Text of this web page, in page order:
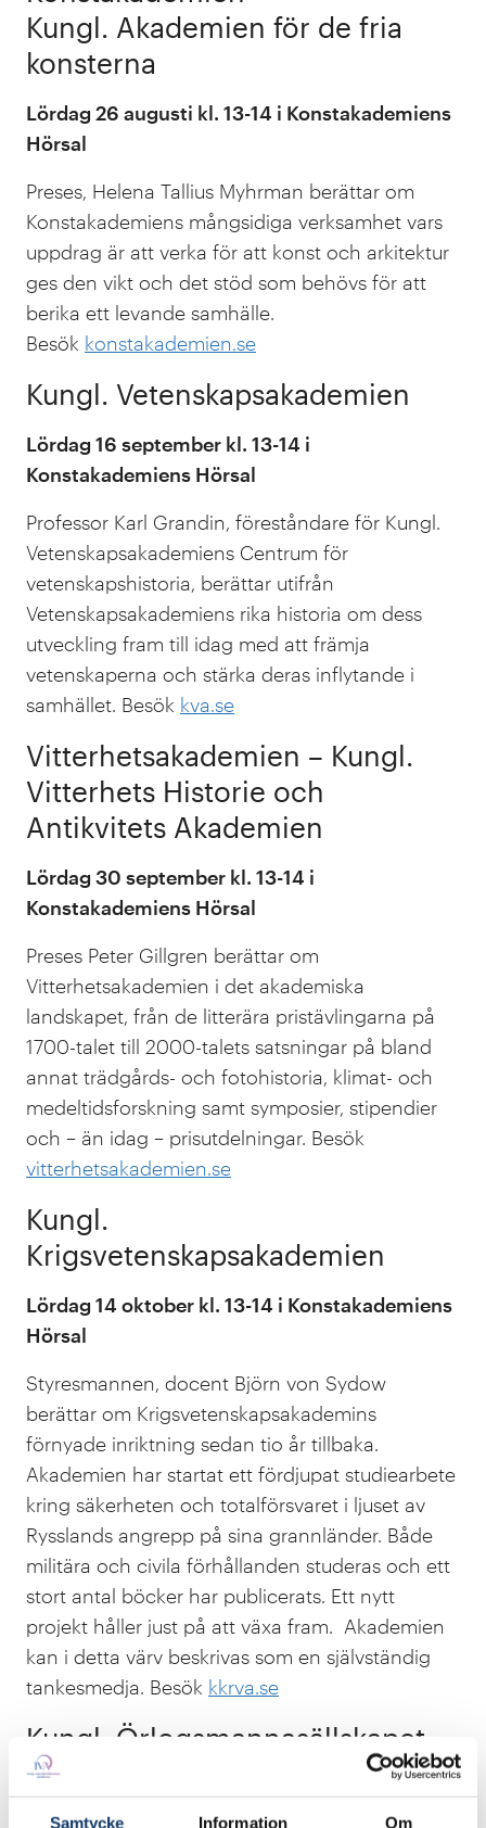
Samtycke Information Om
Kungl. Akademien för de fria
konsterna
Lördag 26 augusti kl. 13-14 i Konstakademiens
Hörsal
Preses, Helena Tallius Myhrman berättar om
Konstakademiens mångsidiga verksamhet vars
uppdrag är att verka för att konst och arkitektur
ges den vikt och det stöd som behövs för att
berika ett levande samhälle.
Besök konstakademien.se
Kungl. Vetenskapsakademien
Lördag 16 september kl. 13-14 i
Konstakademiens Hörsal
Professor Karl Grandin, föreståndare för Kungl.
Vetenskapsakademiens Centrum för
vetenskapshistoria, berättar utifrån
Vetenskapsakademiens rika historia om dess
utveckling fram till idag med att främja
vetenskaperna och stärka deras inflytande i
samhället. Besök kva.se
Vitterhetsakademien – Kungl.
Vitterhets Historie och
Antikvitets Akademien
Lördag 30 september kl. 13-14 i
Konstakademiens Hörsal
Preses Peter Gillgren berättar om
Vitterhetsakademien i det akademiska
landskapet, från de litterära pristävlingarna på
1700-talet till 2000-talets satsningar på bland
annat trädgårds- och fotohistoria, klimat- och
medeltidsforskning samt symposier, stipendier
och – än idag – prisutdelningar. Besök
vitterhetsakademien.se
Kungl.
Krigsvetenskapsakademien
Lördag 14 oktober kl. 13-14 i Konstakademiens
Hörsal
Styresmannen, docent Björn von Sydow
berättar om Krigsvetenskapsakademins
förnyade inriktning sedan tio år tillbaka.
Akademien har startat ett fördjupat studiearbete
kring säkerheten och totalförsvaret i ljuset av
Rysslands angrepp på sina grannländer. Både
militära och civila förhållanden studeras och ett
stort antal böcker har publicerats. Ett nytt
projekt håller just på att växa fram. Akademien
kan i detta värv beskrivas som en självständig
tankesmedja. Besök kkrva.se
Kungl. Örlogsmannasällskapet –
Sveriges Marina Akademi